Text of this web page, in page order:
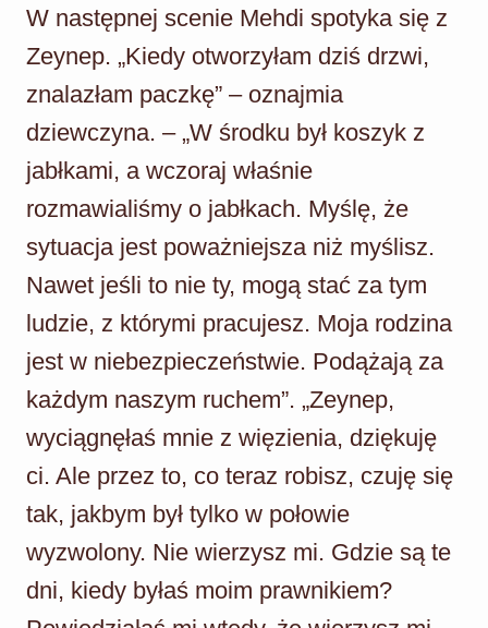
W następnej scenie Mehdi spotyka się z
Zeynep. „Kiedy otworzyłam dziś drzwi,
znalazłam paczkę” – oznajmia
dziewczyna. – „W środku był koszyk z
jabłkami, a wczoraj właśnie
rozmawialiśmy o jabłkach. Myślę, że
sytuacja jest poważniejsza niż myślisz.
Nawet jeśli to nie ty, mogą stać za tym
ludzie, z którymi pracujesz. Moja rodzina
jest w niebezpieczeństwie. Podążają za
każdym naszym ruchem”. „Zeynep,
wyciągnęłaś mnie z więzienia, dziękuję
ci. Ale przez to, co teraz robisz, czuję się
tak, jakbym był tylko w połowie
wyzwolony. Nie wierzysz mi. Gdzie są te
dni, kiedy byłaś moim prawnikiem?